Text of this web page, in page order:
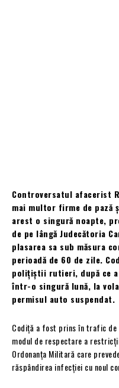
Controversatul afacerist
mai multor firme de pază
arest o singură noapte,
de pe lângă Judecătoria
plasarea sa sub măsura
perioadă de 60 de zile.
polițiștii rutieri, după ce
într-o singură lună, la
permisul auto suspendat.
Codiță a fost prins în trafic
modul de respectare a
Ordonanța Militară care
răspândirea infecției cu noul